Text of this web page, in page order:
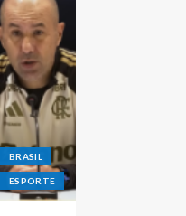
BRASIL
ESPORTE